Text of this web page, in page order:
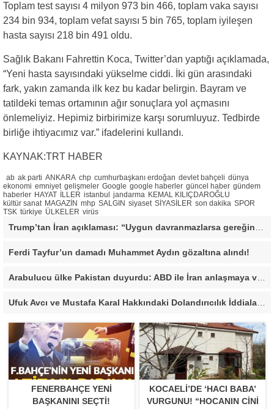
Toplam test sayısı 4 milyon 973 bin 466, toplam vaka sayısı
234 bin 934, toplam vefat sayısı 5 bin 765, toplam iyileşen
hasta sayısı 218 bin 491 oldu.
Sağlık Bakanı Fahrettin Koca, Twitter’dan yaptığı açıklamada,
“Yeni hasta sayısındaki yükselme ciddi. İki gün arasındaki
fark, yakın zamanda ilk kez bu kadar belirgin. Bayram ve
tatildeki temas ortamının ağır sonuçlara yol açmasını
önlemeliyiz. Hepimiz birbirimize karşı sorumluyuz. Tedbirde
birliğe ihtiyacımız var.” ifadelerini kullandı.
KAYNAK:TRT HABER
ab ak parti ANKARA chp cumhurbaşkanı erdoğan devlet bahçeli dünya
ekonomi emniyet gelişmeler Google google haberler güncel haber gündem
haberler HAYAT İLLER istanbul jandarma KEMAL KILIÇDAROĞLU
kültür sanat MAGAZİN mhp SALGIN siyaset SİYASİLER son dakika SPOR
TSK türkiye ÜLKELER virüs
Ferdi Tayfur’un damadı Muhammet Aydın gözaltına alındı!
Arabulucu ülke Pakistan duyurdu: ABD ile İran anlaşmaya vardı
Ufuk Avcı ve Mustafa Karal Hakkındaki Dolandırıcılık İddiaları Büyüyor
FENERBAHÇE YENI
BAŞKANINI SEÇTI!
KOCAELI’DE ‘HACI BABA’
VURGUNU! “HOCANIN CINI